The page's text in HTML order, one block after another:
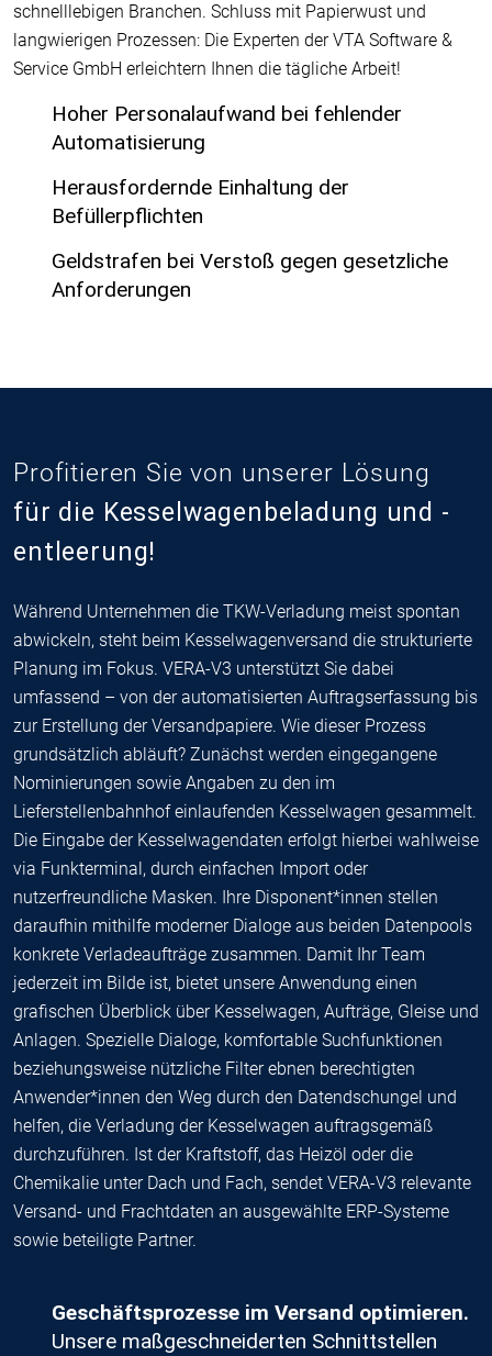
schnelllebigen Branchen. Schluss mit Papierwust und
langwierigen Prozessen: Die Experten der VTA Software &
Service GmbH erleichtern Ihnen die tägliche Arbeit!
Hoher Personalaufwand bei fehlender
Automatisierung
Herausfordernde Einhaltung der
Befüllerpflichten
Geldstrafen bei Verstoß gegen gesetzliche
Anforderungen
Profitieren Sie von unserer Lösung
für die Kesselwagenbeladung und -
entleerung!
Während Unternehmen die TKW-Verladung meist spontan
abwickeln, steht beim Kesselwagenversand die strukturierte
Planung im Fokus. VERA-V3 unterstützt Sie dabei
umfassend – von der automatisierten Auftragserfassung bis
zur Erstellung der Versandpapiere. Wie dieser Prozess
grundsätzlich abläuft? Zunächst werden eingegangene
Nominierungen sowie Angaben zu den im
Lieferstellenbahnhof einlaufenden Kesselwagen gesammelt.
Die Eingabe der Kesselwagendaten erfolgt hierbei wahlweise
via Funkterminal, durch einfachen Import oder
nutzerfreundliche Masken. Ihre Disponent*innen stellen
daraufhin mithilfe moderner Dialoge aus beiden Datenpools
konkrete Verladeaufträge zusammen. Damit Ihr Team
jederzeit im Bilde ist, bietet unsere Anwendung einen
grafischen Überblick über Kesselwagen, Aufträge, Gleise und
Anlagen. Spezielle Dialoge, komfortable Suchfunktionen
beziehungsweise nützliche Filter ebnen berechtigten
Anwender*innen den Weg durch den Datendschungel und
helfen, die Verladung der Kesselwagen auftragsgemäß
durchzuführen. Ist der Kraftstoff, das Heizöl oder die
Chemikalie unter Dach und Fach, sendet VERA-V3 relevante
Versand- und Frachtdaten an ausgewählte ERP-Systeme
sowie beteiligte Partner.
Geschäftsprozesse im Versand optimieren.
Unsere maßgeschneiderten Schnittstellen